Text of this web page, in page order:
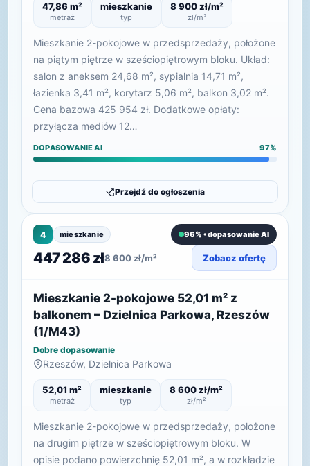
47,86 m²
metraż
mieszkanie
typ
8 900 zł/m²
zł/m²
Mieszkanie 2-pokojowe w przedsprzedaży, położone
na piątym piętrze w sześciopiętrowym bloku. Układ:
salon z aneksem 24,68 m², sypialnia 14,71 m²,
łazienka 3,41 m², korytarz 5,06 m², balkon 3,02 m².
Cena bazowa 425 954 zł. Dodatkowe opłaty:
przyłącza mediów 12…
DOPASOWANIE AI 97%
Przejdź do ogłoszenia
4 mieszkanie 96% • dopasowanie AI
447 286 zł8 600 zł/m² Zobacz ofertę
Mieszkanie 2-pokojowe 52,01 m² z
balkonem – Dzielnica Parkowa, Rzeszów
(1/M43)
Dobre dopasowanie
Rzeszów, Dzielnica Parkowa
52,01 m²
metraż
mieszkanie
typ
8 600 zł/m²
zł/m²
Mieszkanie 2-pokojowe w przedsprzedaży, położone
na drugim piętrze w sześciopiętrowym bloku. W
opisie podano powierzchnię 52,01 m², a w rozkładzie